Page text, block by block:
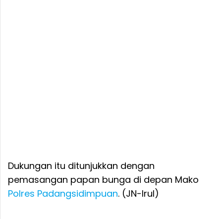
Dukungan itu ditunjukkan dengan
pemasangan papan bunga di depan Mako
Polres Padangsidimpuan. (JN-Irul)